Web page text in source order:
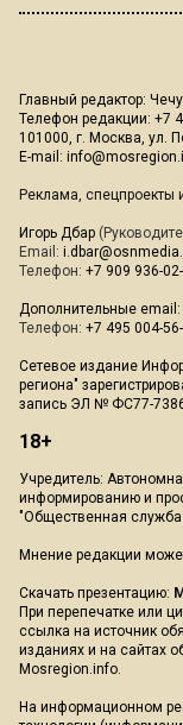
Главный редактор:
Телефон редакции: +7
101000, г. Москва, ул.
E-mail:
Реклама, спецпроекты
Игорь Дбар
Email:
Телефон: +7 909 936-
Дополнительные email:
Телефон: +7 495 004-
Сетевое издание
региона"
запись ЭЛ № ФС77-
18+
Учредитель:
информированию и
"Общественная
Мнение редакции
Скачать презентацию:
При перепечатке или
ссылка на источник
изданиях и на сайтах
Mosregion.info.
На информационном